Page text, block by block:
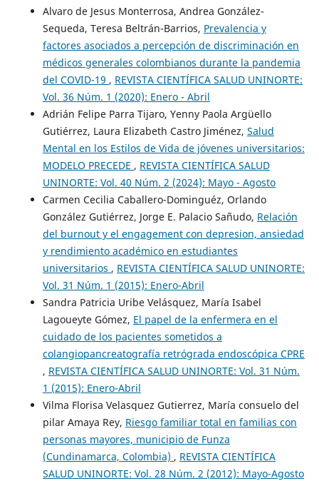
Alvaro de Jesus Monterrosa, Andrea González-
Sequeda, Teresa Beltrán-Barrios, Prevalencia y
factores asociados a percepción de discriminación en
médicos generales colombianos durante la pandemia
del COVID-19 , REVISTA CIENTÍFICA SALUD UNINORTE:
Vol. 36 Núm. 1 (2020): Enero - Abril
Adrián Felipe Parra Tijaro, Yenny Paola Argüello
Gutiérrez, Laura Elizabeth Castro Jiménez, Salud
Mental en los Estilos de Vida de jóvenes universitarios:
MODELO PRECEDE , REVISTA CIENTÍFICA SALUD
UNINORTE: Vol. 40 Núm. 2 (2024): Mayo - Agosto
Carmen Cecilia Caballero-Dominguéz, Orlando
González Gutiérrez, Jorge E. Palacio Sañudo, Relación
del burnout y el engagement con depresion, ansiedad
y rendimiento académico en estudiantes
universitarios , REVISTA CIENTÍFICA SALUD UNINORTE:
Vol. 31 Núm. 1 (2015): Enero-Abril
Sandra Patricia Uribe Velásquez, María Isabel
Lagoueyte Gómez, El papel de la enfermera en el
cuidado de los pacientes sometidos a
colangiopancreatografía retrógrada endoscópica CPRE
, REVISTA CIENTÍFICA SALUD UNINORTE: Vol. 31 Núm.
1 (2015): Enero-Abril
Vilma Florisa Velasquez Gutierrez, María consuelo del
pilar Amaya Rey, Riesgo familiar total en familias con
personas mayores, municipio de Funza
(Cundinamarca, Colombia) , REVISTA CIENTÍFICA
SALUD UNINORTE: Vol. 28 Núm. 2 (2012): Mayo-Agosto